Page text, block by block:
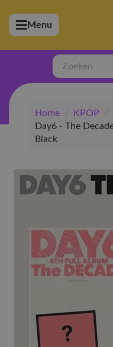
(Artiesten)
(Merchandise)
(Exclusive)
(Winkel)
Menu
Zoeken
Home / KPOP /
Day6 - The
Black